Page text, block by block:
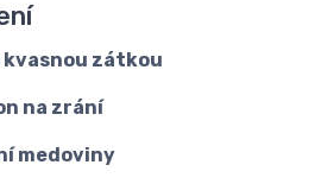
kvasnou zátkou
na zrání
medoviny